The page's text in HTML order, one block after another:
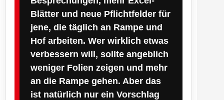
Blätter und neue Pflichtfelder für
jene, die täglich an Rampe und
Hof arbeiten. Wer wirklich etwas
verbessern will, sollte angeblich
weniger Folien zeigen und mehr
an die Rampe gehen. Aber das
ist natürlich nur ein Vorschlag